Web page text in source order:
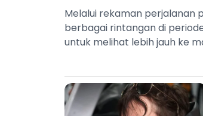
Melalui rekaman perjalanan
berbagai rintangan di
untuk melihat lebih jauh ke